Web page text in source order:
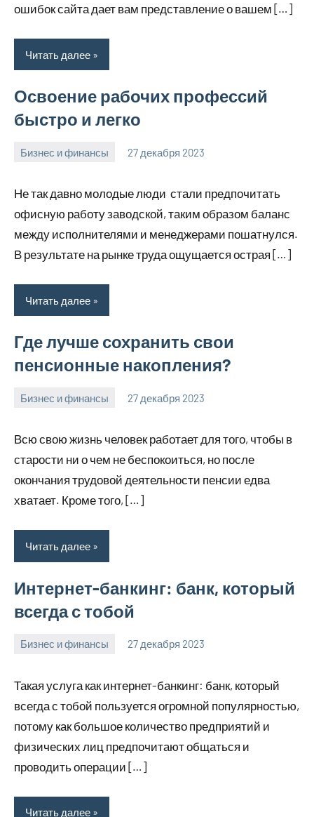
ошибок сайта дает вам представление о вашем […]
Читать далее
Освоение рабочих профессий
быстро и легко
Бизнес и финансы 27 декабря 2023
Не так давно молодые люди стали предпочитать
офисную работу заводской, таким образом баланс
между исполнителями и менеджерами пошатнулся.
В результате на рынке труда ощущается острая […]
Читать далее
Где лучше сохранить свои
пенсионные накопления?
Бизнес и финансы 27 декабря 2023
Всю свою жизнь человек работает для того, чтобы в
старости ни о чем не беспокоиться, но после
окончания трудовой деятельности пенсии едва
хватает. Кроме того, […]
Читать далее
Интернет-банкинг: банк, который
всегда с тобой
Бизнес и финансы 27 декабря 2023
Такая услуга как интернет-банкинг: банк, который
всегда с тобой пользуется огромной популярностью,
потому как большое количество предприятий и
физических лиц предпочитают общаться и
проводить операции […]
Читать далее